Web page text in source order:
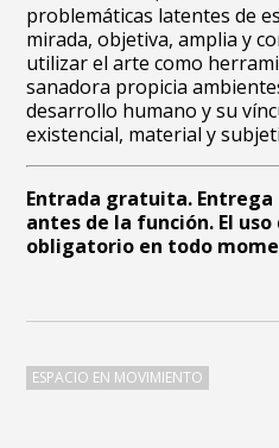
problemáticas latentes de
mirada, objetiva, amplia y
utilizar el arte como
sanadora propicia
desarrollo humano y su
existencial, material y
Entrada gratuita. Entrega
antes de la función. El
obligatorio en todo
ESPACIO EN MOVIMIENTO